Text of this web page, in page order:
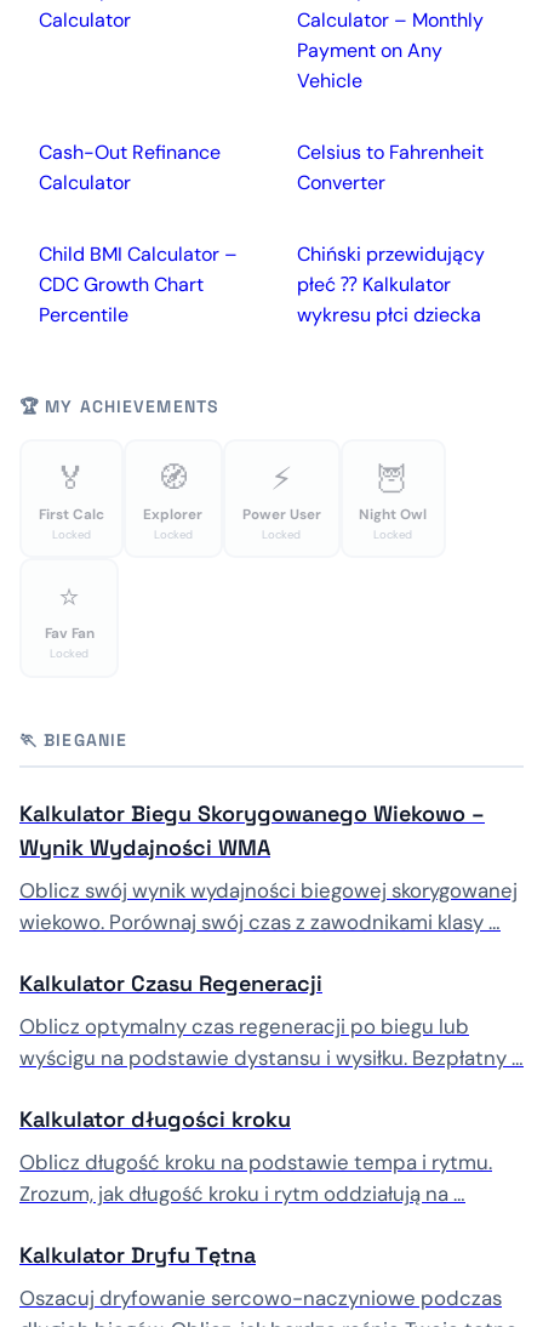
Calculator
Calculator – Monthly
Payment on Any
Vehicle
Cash-Out Refinance
Calculator
Celsius to Fahrenheit
Converter
Child BMI Calculator –
CDC Growth Chart
Percentile
Chiński przewidujący
płeć ⁇ Kalkulator
wykresu płci dziecka
🏆 MY ACHIEVEMENTS
🏅
First Calc
Locked
🧭
Explorer
Locked
⚡
Power User
Locked
🦉
Night Owl
Locked
⭐
Fav Fan
Locked
🏃 BIEGANIE
Kalkulator Biegu Skorygowanego Wiekowo –
Wynik Wydajności WMA
Oblicz swój wynik wydajności biegowej skorygowanej
wiekowo. Porównaj swój czas z zawodnikami klasy …
Kalkulator Czasu Regeneracji
Oblicz optymalny czas regeneracji po biegu lub
wyścigu na podstawie dystansu i wysiłku. Bezpłatny …
Kalkulator długości kroku
Oblicz długość kroku na podstawie tempa i rytmu.
Zrozum, jak długość kroku i rytm oddziałują na …
Kalkulator Dryfu Tętna
Oszacuj dryfowanie sercowo-naczyniowe podczas